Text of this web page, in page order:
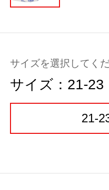
サイズを選択してく
サイズ： 21-23
21-